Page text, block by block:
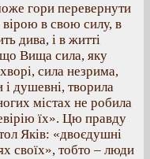
гори перевернути
вірою в свою силу, в
дива, і в житті
що Вища сила, яку
сила незрима,
і душевні, творила
містах не робила
їх». Цю правду
Яків: «двоєдушні
своїх», тобто – люди